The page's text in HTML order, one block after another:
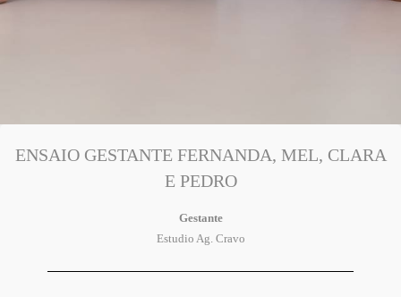
ENSAIO GESTANTE FERNANDA, MEL, CLARA
E PEDRO
Gestante
Estudio Ag. Cravo